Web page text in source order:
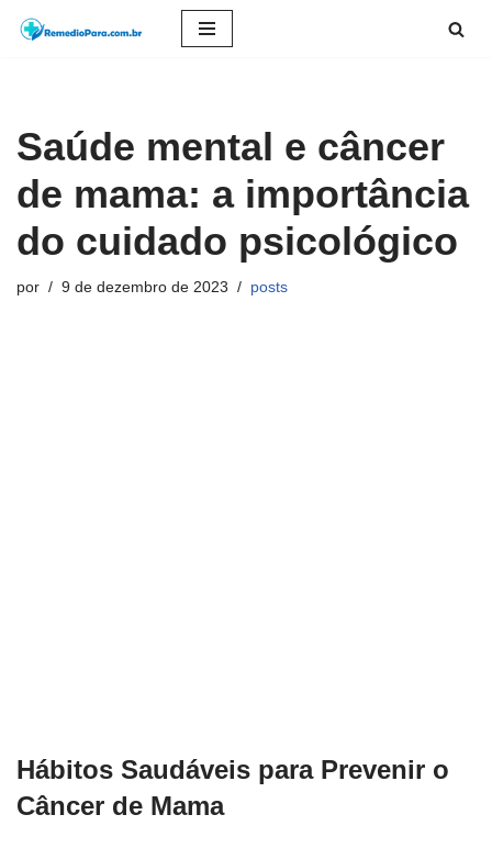
conteúdo
Saúde mental e câncer
de mama: a importância
do cuidado psicológico
por 9 de dezembro de 2023 posts
Hábitos Saudáveis para Prevenir o
Câncer de Mama